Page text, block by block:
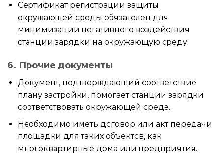
Сертификат регистрации защиты
окружающей среды обязателен для
минимизации негативного воздействия
станции зарядки на окружающую среду.
6. Прочие документы
Документ, подтверждающий соответствие
плану застройки, помогает станции зарядки
соответствовать окружающей среде.
Необходимо иметь договор или акт передачи
площадки для таких объектов, как
многоквартирные дома или предприятия.